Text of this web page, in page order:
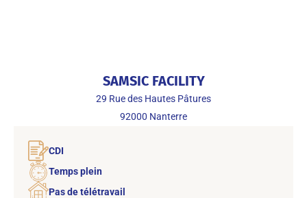
SAMSIC FACILITY
29 Rue des Hautes Pâtures
92000 Nanterre
CDI
Temps plein
Pas de télétravail